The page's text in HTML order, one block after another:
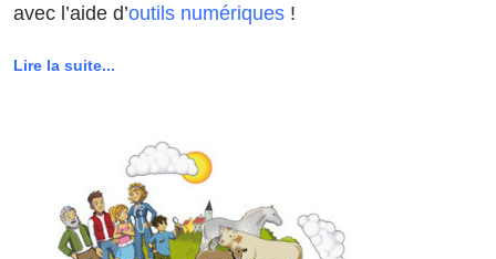
avec l’aide d’outils numériques !
Lire la suite...